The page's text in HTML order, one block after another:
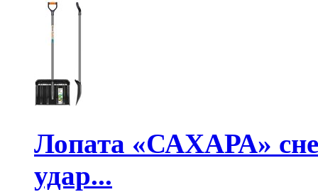
Лопата «САХАРА»
удар...